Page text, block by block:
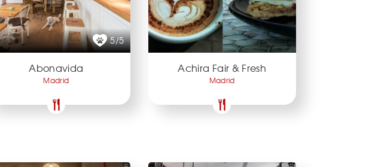
5/5
Abonavida
Madrid
Achira Fair & Fresh
Madrid